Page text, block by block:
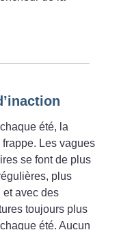
été, la
Les vagues
se font de plus
plus
et avec des
toujours plus
été. Aucun